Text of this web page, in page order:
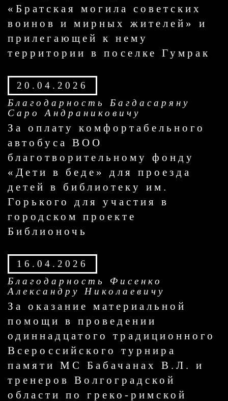
«Братская могила советских
воинов и мирных жителей» и
прилегающей к нему
территории в поселке Гумрак
20.04.2026
Благодарность Багдасаряну
Саро Андраниковичу
За оплату комфортабельного
автобуса ВОО
благотворительному фонду
«Дети в беде» для проезда
детей в библиотеку им.
Горького для участия в
городском проекте
Библионочь
16.04.2026
Благодарность Фисенко
Александру Николаевичу
За оказание материальной
помощи в проведении
одиннадцатого традиционного
Всероссийского турнира
памяти МС Бабачанах В.Л. и
тренеров Волгоградской
области по греко-римской